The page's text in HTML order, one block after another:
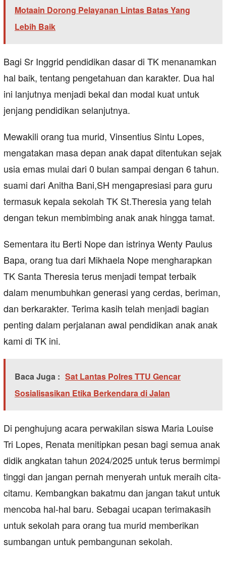
Motaain Dorong Pelayanan Lintas Batas Yang
Lebih Baik
Bagi Sr Inggrid pendidikan dasar di TK menanamkan
hal baik, tentang pengetahuan dan karakter. Dua hal
ini lanjutnya menjadi bekal dan modal kuat untuk
jenjang pendidikan selanjutnya.
Mewakili orang tua murid, Vinsentius Sintu Lopes,
mengatakan masa depan anak dapat ditentukan sejak
usia emas mulai dari 0 bulan sampai dengan 6 tahun.
suami dari Anitha Bani,SH mengapresiasi para guru
termasuk kepala sekolah TK St.Theresia yang telah
dengan tekun membimbing anak anak hingga tamat.
Sementara itu Berti Nope dan istrinya Wenty Paulus
Bapa, orang tua dari Mikhaela Nope mengharapkan
TK Santa Theresia terus menjadi tempat terbaik
dalam menumbuhkan generasi yang cerdas, beriman,
dan berkarakter. Terima kasih telah menjadi bagian
penting dalam perjalanan awal pendidikan anak anak
kami di TK ini.
Baca Juga : Sat Lantas Polres TTU Gencar
Sosialisasikan Etika Berkendara di Jalan
Di penghujung acara perwakilan siswa Maria Louise
Tri Lopes, Renata menitipkan pesan bagi semua anak
didik angkatan tahun 2024/2025 untuk terus bermimpi
tinggi dan jangan pernah menyerah untuk meraih cita-
citamu. Kembangkan bakatmu dan jangan takut untuk
mencoba hal-hal baru. Sebagai ucapan terimakasih
untuk sekolah para orang tua murid memberikan
sumbangan untuk pembangunan sekolah.